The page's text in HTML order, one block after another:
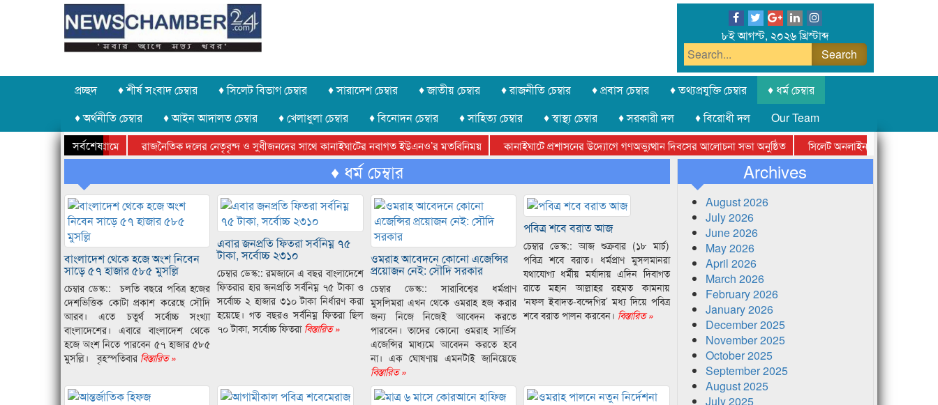
৮ই আগস্ট, ২০২৬ খ্রিস্টাব্দ
প্রচ্ছদ ♦ শীর্ষ সংবাদ চেম্বার ♦ সিলেট বিভাগ চেম্বার ♦ সারাদেশ চেম্বার ♦ জাতীয় চেম্বার ♦ রাজনীতি চেম্বার ♦ প্রবাস চেম্বার ♦ তথ্যপ্রযুক্তি চেম্বার
♦ ধর্ম চেম্বার
♦ অর্থনীতি চেম্বার
♦ আইন আদালত চেম্বার ♦ খেলাধুলা চেম্বার ♦ বিনোদন চেম্বার ♦ সাহিত্য চেম্বার ♦ স্বাস্থ্য চেম্বার ♦ সরকারী দল ♦ বিরোধী দল
Our Team
সর্বশেষ
রাজনৈতিক দলের নেতৃবৃন্দ ও সুধীজনদের সাথে কানাইঘাটের নবাগত ইউএনও’র মতবিনিময় কানাইঘাটে প্রশাসনের উদ্যোগে গণঅভ্যুত্থান দিবসের আলোচনা সভা অনুষ্ঠিত
সিলেট অনলাইন প্রেসক্লাবের পুরস্কার
সিলেটে বাংলাদেশ গ্রুপ থিয়েটার ফেডারেশানের বিভাগীয় অভিনয় কর্মশালা সম্পন্ন
♦ ধর্ম চেম্বার
বাংলাদেশ থেকে হজে অংশ নিবেন
সাড়ে ৫৭ হাজার ৫৮৫ মুসল্লি
চেম্বার ডেস্ক:: চলতি বছরে পবিত্র হজের
দেশভিত্তিক কোটা প্রকাশ করেছে সৌদি
আরব। এতে চতুর্থ সর্বোচ্চ সংখ্যা
বাংলাদেশের। এবারে বাংলাদেশ থেকে
হজে অংশ নিতে পারবেন ৫৭ হাজার ৫৮৫
মুসল্লি। বৃহস্পতিবার বিস্তারিত »
এবার জনপ্রতি ফিতরা সর্বনিম্ন ৭৫
টাকা, সর্বোচ্চ ২৩১০
চেম্বার ডেস্ক:: রমজানে এ বছর বাংলাদেশে
ফিতরার হার জনপ্রতি সর্বনিম্ন ৭৫ টাকা ও
সর্বোচ্চ ২ হাজার ৩১০ টাকা নির্ধারণ করা
হয়েছে। গত বছরও সর্বনিম্ন ফিতরা ছিল
৭০ টাকা, সর্বোচ্চ ফিতরাবিস্তারিত »
ওমরাহ আবেদনে কোনো এজেন্সির
প্রয়োজন নেই: সৌদি সরকার
চেম্বার ডেস্ক:: সারাবিশ্বের ধর্মপ্রাণ
মুসলিমরা এখন থেকে ওমরাহ হজ করার
জন্য নিজে নিজেই আবেদন করতে
পারবেন। তাদের কোনো ওমরাহ সার্ভিস
এজেন্সির মাধ্যমে আবেদন করতে হবে
না। এক ঘোষণায় এমনটাই জানিয়েছে
বিস্তারিত »
পবিত্র শবে বরাত আজ
চেম্বার ডেস্ক:: আজ শুক্রবার (১৮ মার্চ)
পবিত্র শবে বরাত। ধর্মপ্রাণ মুসলমানরা
যথাযোগ্য ধর্মীয় মর্যাদায় এদিন দিবাগত
রাতে মহান আল্লাহর রহমত কামনায়
‘নফল ইবাদত-বন্দেগির’ মধ্য দিয়ে পবিত্র
শবে বরাত পালন করবেন। বিস্তারিত »
Archives
August 2026
July 2026
June 2026
May 2026
April 2026
March 2026
February 2026
January 2026
December 2025
November 2025
October 2025
September 2025
August 2025
July 2025